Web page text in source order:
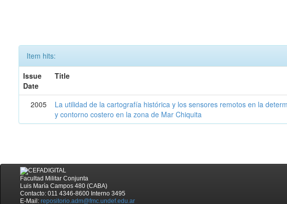
Item hits:
Issue
Date
Title
2005
La utilidad de la cartografía histórica y los sensores remotos en la
y contorno costero en la zona de Mar Chiquita
Facultad Militar Conjunta
Luis María Campos 480 (CABA)
Contacto: 011 4346-8600 Interno 3495
E-Mail: repositorio.adm@fmc.undef.edu.ar